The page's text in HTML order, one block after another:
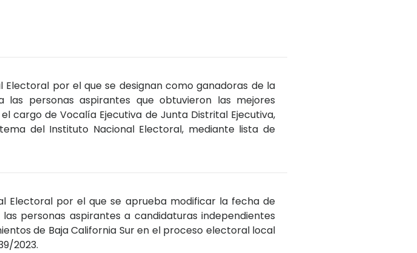
por el que se designan como ganadoras de la
las personas aspirantes que obtuvieron las mejores
cargo de Vocalía Ejecutiva de Junta Distrital Ejecutiva,
del Instituto Nacional Electoral, mediante lista de
Electoral por el que se aprueba modificar la fecha de
personas aspirantes a candidaturas independientes
de Baja California Sur en el proceso electoral local
2023.